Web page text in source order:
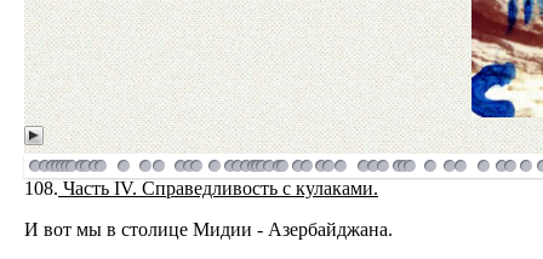
108. Часть IV. Справедливость с кулаками.
И вот мы в столице Мидии - Азербайджана.